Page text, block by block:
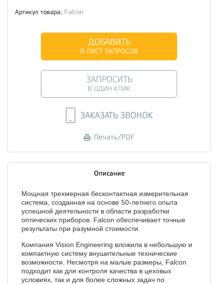
Артикул товара: Falcon
ДОБАВИТЬ
В ЛИСТ ЗАПРОСОВ
ЗАПРОСИТЬ
В ОДИН КЛИК
ЗАКАЗАТЬ ЗВОНОК
Печать/PDF
Описание
Мощная трехмерная бесконтактная измерительная
система, созданная на основе 50-летнего опыта
успешной деятельности в области разработки
оптических приборов. Falcon обеспечивает точные
результаты при разумной стоимости.
Компания Vision Engineering вложила в небольшую и
компактную систему внушительные технические
возможности. Несмотря на малые размеры, Falcon
подходит как для контроля качества в цеховых
условиях, так и для более сложных задач по